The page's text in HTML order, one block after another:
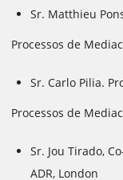
Sr. Matthieu
Processos de
Sr. Carlo Pilia.
Processos de
Sr. Jou Tirado,
ADR, London